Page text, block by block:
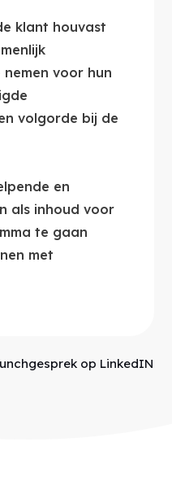
klant houvast
voor hun
volgorde bij de
en
als inhoud voor
te gaan
met
op LinkedIN